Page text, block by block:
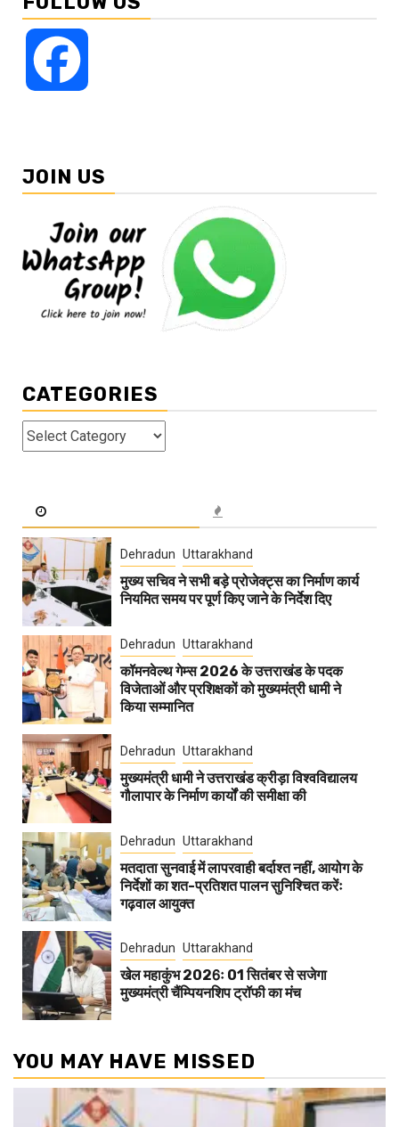
JOIN US
CATEGORIES
Categories
Dehradun Uttarakhand
मुख्य सचिव ने सभी बड़े प्रोजेक्ट्स का निर्माण कार्य
नियमित समय पर पूर्ण किए जाने के निर्देश दिए
Dehradun Uttarakhand
कॉमनवेल्थ गेम्स 2026 के उत्तराखंड के पदक
विजेताओं और प्रशिक्षकों को मुख्यमंत्री धामी ने
किया सम्मानित
Dehradun Uttarakhand
मुख्यमंत्री धामी ने उत्तराखंड क्रीड़ा विश्वविद्यालय
गौलापार के निर्माण कार्यों की समीक्षा की
Dehradun Uttarakhand
मतदाता सुनवाई में लापरवाही बर्दाश्त नहीं, आयोग के
निर्देशों का शत-प्रतिशत पालन सुनिश्चित करेंः
गढ़वाल आयुक्त
Dehradun Uttarakhand
खेल महाकुंभ 2026ः 01 सितंबर से सजेगा
मुख्यमंत्री चैंम्पियनशिप ट्रॉफी का मंच
YOU MAY HAVE MISSED